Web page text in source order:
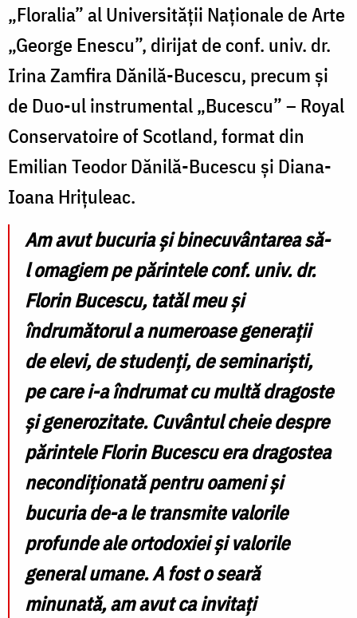
„Floralia” al Universității Naționale de Arte
„George Enescu”, dirijat deconf. univ. dr.
Irina Zamfira Dănilă-Bucescu, precum și
de Duo-ul instrumental „Bucescu” – Royal
Conservatoire of Scotland, format din
Emilian Teodor Dănilă-Bucescu și Diana-
Ioana Hrițuleac.
Am avut bucuria și binecuvântarea să-
l omagiem pe părintele conf. univ. dr.
Florin Bucescu, tatăl meu și
îndrumătorul a numeroase generații
de elevi, de studenți, de seminariști,
pe care i-a îndrumat cu multă dragoste
și generozitate. Cuvântul cheie despre
părintele Florin Bucescu era dragostea
necondiționată pentru oameni și
bucuria de-a le transmite valorile
profunde ale ortodoxiei și valorile
general umane. A fost o seară
minunată, am avut ca invitați